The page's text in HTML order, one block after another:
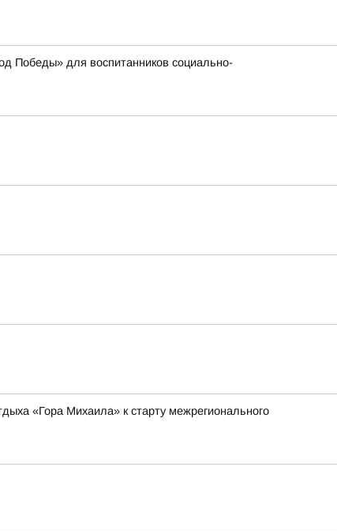
Победы» для воспитанников социально-
«Гора Михаила» к старту межрегионального